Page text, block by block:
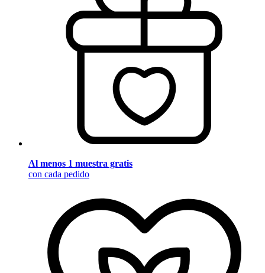
Al menos 1 muestra gratis
con cada pedido